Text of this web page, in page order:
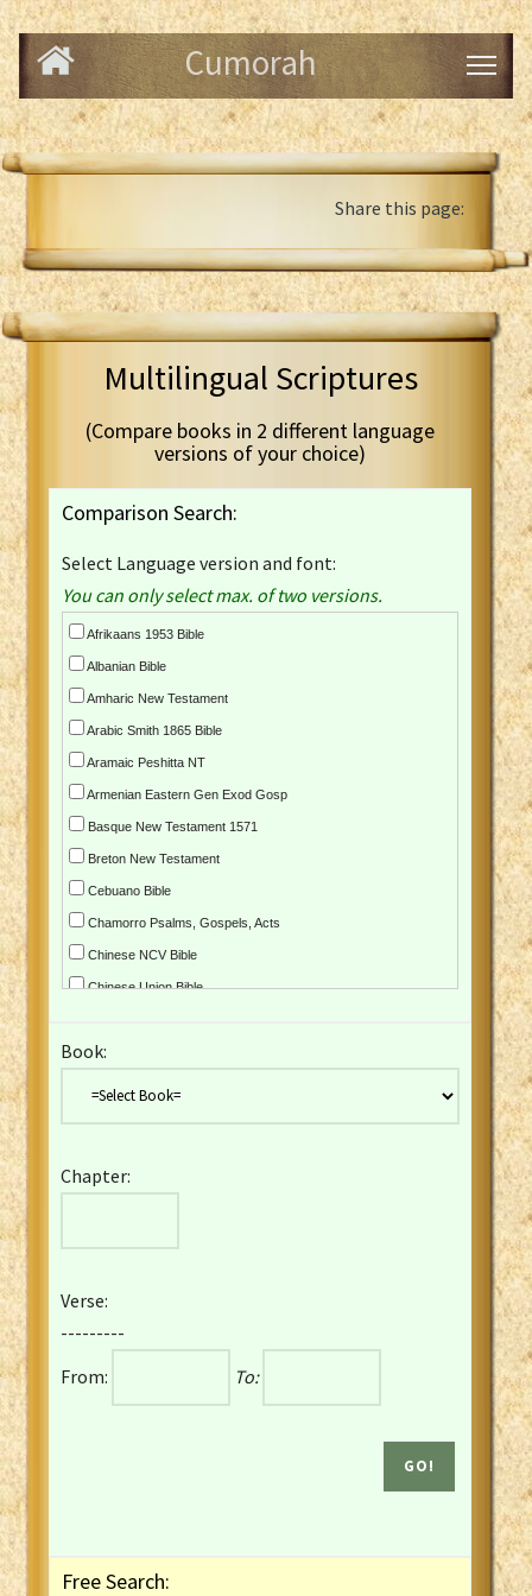
Cumorah
Share this page:
Multilingual Scriptures
(Compare books in 2 different language
versions of your choice)
Comparison Search:
Select Language version and font:
You can only select max. of two versions.
Afrikaans 1953 Bible
Albanian Bible
Amharic New Testament
Arabic Smith 1865 Bible
Aramaic Peshitta NT
Armenian Eastern Gen Exod Gosp
Basque New Testament 1571
Breton New Testament
Cebuano Bible
Chamorro Psalms, Gospels, Acts
Chinese NCV Bible
Chinese Union Bible
Czech Kralicka Bible
English YLT 1898 Bible
French Darby Bible
French Louis Segond Bible
Gaelic (Manx) Selections
Gaelic (Scottish) Mark
Book:
Chapter:
Verse:
---------
From:
To:
Free Search: